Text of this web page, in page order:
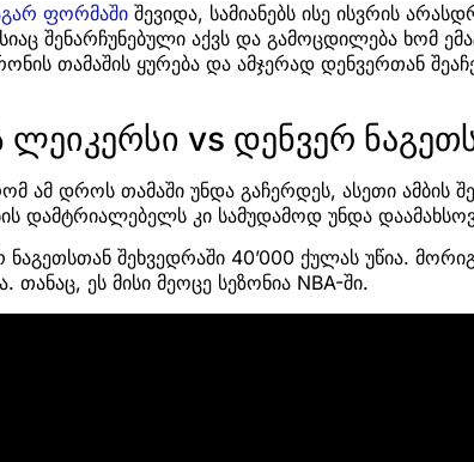
ფორმაში შევიდა, სამიანებს ისე ისვრის
შენარჩუნებული აქვს და გამოცდილება ხომ
თამაშის ყურება და ამჯერად დენვერთან
vs დენვერ
ამ დროს თამაში უნდა გაჩერდეს, ასეთი ამბის
დამტრიალებელს კი სამუდამოდ უნდა
ნაგეთსთან შეხვედრაში 40’000 ქულას უწია.
ეს მისი მეოცე სეზონია NBA-ში.